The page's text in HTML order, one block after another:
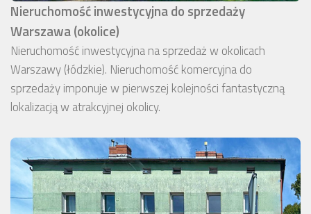
Nieruchomość inwestycyjna do sprzedaży
Warszawa (okolice)
Nieruchomość inwestycyjna na sprzedaż w okolicach
Warszawy (łódzkie). Nieruchomość komercyjna do
sprzedaży imponuje w pierwszej kolejności fantastyczną
lokalizacją w atrakcyjnej okolicy.